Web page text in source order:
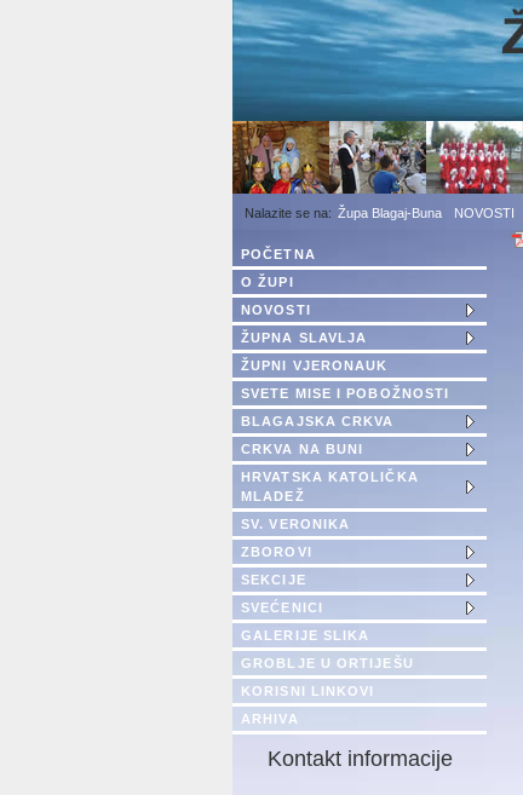
Župa Blagaj-Buna NOVOSTI
POČETNA
O ŽUPI
NOVOSTI
ŽUPNA SLAVLJA
ŽUPNI VJERONAUK
SVETE MISE I POBOŽNOSTI
BLAGAJSKA CRKVA
CRKVA NA BUNI
HRVATSKA KATOLIČKA
MLADEŽ
SV. VERONIKA
ZBOROVI
SEKCIJE
SVEĆENICI
GALERIJE SLIKA
GROBLJE U ORTIJEŠU
KORISNI LINKOVI
ARHIVA
Kontakt informacije